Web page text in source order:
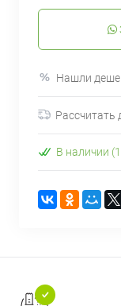
Нашли
Рассчитать
В наличии